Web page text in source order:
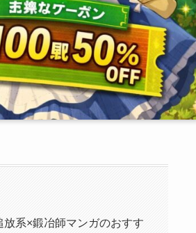
放系×鍛冶師マンガのおすす